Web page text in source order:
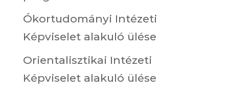
Ókortudományi Intézeti
Képviselet alakuló ülése
Orientalisztikai Intézeti
Képviselet alakuló ülése